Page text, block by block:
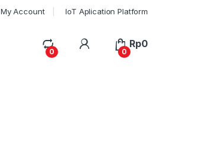
My Account IoT Aplication Platform
0
My Account
0
Rp0